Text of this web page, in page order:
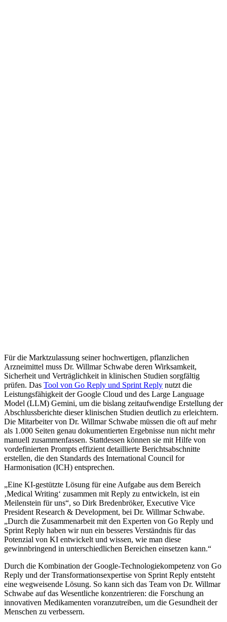
Für die Marktzulassung seiner hochwertigen, pflanzlichen
Arzneimittel muss Dr. Willmar Schwabe deren Wirksamkeit,
Sicherheit und Verträglichkeit in klinischen Studien sorgfältig
prüfen. Das Tool von Go Reply und Sprint Reply nutzt die
Leistungsfähigkeit der Google Cloud und des Large Language
Model (LLM) Gemini, um die bislang zeitaufwendige Erstellung der
Abschlussberichte dieser klinischen Studien deutlich zu erleichtern.
Die Mitarbeiter von Dr. Willmar Schwabe müssen die oft auf mehr
als 1.000 Seiten genau dokumentierten Ergebnisse nun nicht mehr
manuell zusammenfassen. Stattdessen können sie mit Hilfe von
vordefinierten Prompts effizient detaillierte Berichtsabschnitte
erstellen, die den Standards des International Council for
Harmonisation (ICH) entsprechen.
„Eine KI-gestützte Lösung für eine Aufgabe aus dem Bereich
‚Medical Writing‘ zusammen mit Reply zu entwickeln, ist ein
Meilenstein für uns“, so Dirk Bredenbröker, Executive Vice
President Research & Development, bei Dr. Willmar Schwabe.
„Durch die Zusammenarbeit mit den Experten von Go Reply und
Sprint Reply haben wir nun ein besseres Verständnis für das
Potenzial von KI entwickelt und wissen, wie man diese
gewinnbringend in unterschiedlichen Bereichen einsetzen kann.“
Durch die Kombination der Google-Technologiekompetenz von Go
Reply und der Transformationsexpertise von Sprint Reply entsteht
eine wegweisende Lösung. So kann sich das Team von Dr. Willmar
Schwabe auf das Wesentliche konzentrieren: die Forschung an
innovativen Medikamenten voranzutreiben, um die Gesundheit der
Menschen zu verbessern.